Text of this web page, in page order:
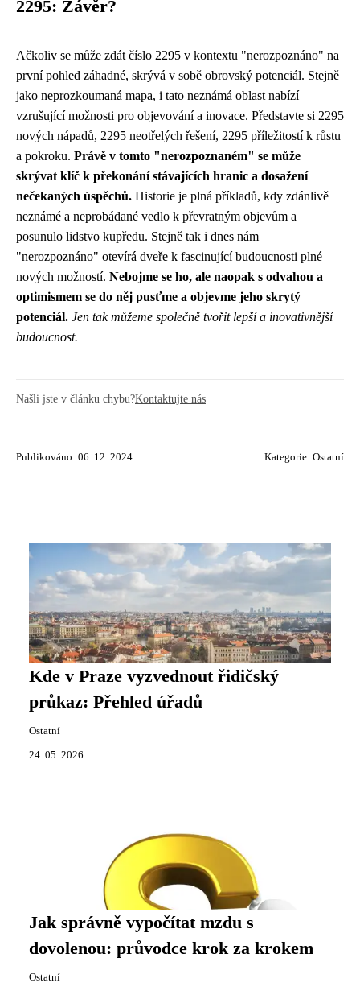
2295: Závěr?
Ačkoliv se může zdát číslo 2295 v kontextu "nerozpoznáno" na
první pohled záhadné, skrývá v sobě obrovský potenciál. Stejně
jako neprozkoumaná mapa, i tato neznámá oblast nabízí
vzrušující možnosti pro objevování a inovace. Představte si 2295
nových nápadů, 2295 neotřelých řešení, 2295 příležitostí k růstu
a pokroku. Právě v tomto "nerozpoznaném" se může
skrývat klíč k překonání stávajících hranic a dosažení
nečekaných úspěchů. Historie je plná příkladů, kdy zdánlivě
neznámé a neprobádané vedlo k převratným objevům a
posunulo lidstvo kupředu. Stejně tak i dnes nám
"nerozpoznáno" otevírá dveře k fascinující budoucnosti plné
nových možností. Nebojme se ho, ale naopak s odvahou a
optimismem se do něj pusťme a objevme jeho skrytý
potenciál. Jen tak můžeme společně tvořit lepší a inovativnější
budoucnost.
Našli jste v článku chybu?Kontaktujte nás
Publikováno: 06. 12. 2024 Kategorie: Ostatní
Kde v Praze vyzvednout řidičský
průkaz: Přehled úřadů
Ostatní
24. 05. 2026
Jak správně vypočítat mzdu s
dovolenou: průvodce krok za krokem
Ostatní